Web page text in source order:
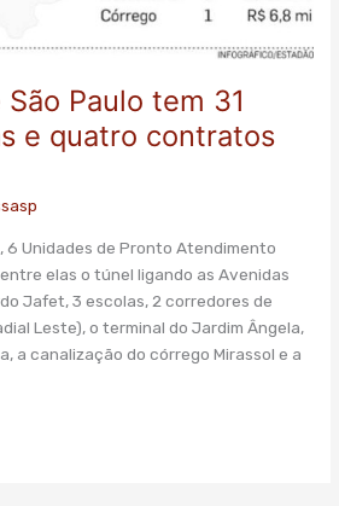
Paulo tem 31
e quatro contratos
6 Unidades de Pronto Atendimento
elas o túnel ligando as Avenidas
Jafet, 3 escolas, 2 corredores de
Leste), o terminal do Jardim Ângela,
a canalização do córrego Mirassol e a